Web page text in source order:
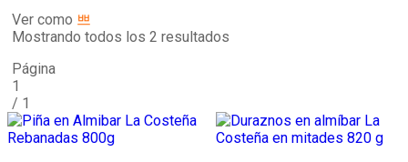
Ver como
Mostrando todos los 2 resultados
Página
1
/ 1